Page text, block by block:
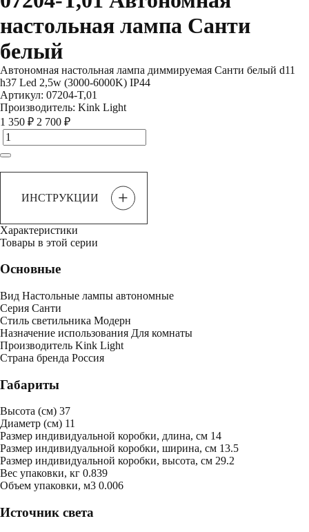
настольная лампа Санти
белый
Автономная настольная лампа диммируемая Санти белый d11
h37 Led 2,5w (3000-6000K) IP44
Артикул: 07204-T,01
Производитель: Kink Light
1 350 ₽ 2 700 ₽
ИНСТРУКЦИИ +
Характеристики
Товары в этой серии
Основные
Вид Настольные лампы автономные
Серия Санти
Стиль светильника Модерн
Назначение использования Для комнаты
Производитель Kink Light
Страна бренда Россия
Габариты
Высота (см) 37
Диаметр (см) 11
Размер индивидуальной коробки, длина, см 14
Размер индивидуальной коробки, ширина, см 13.5
Размер индивидуальной коробки, высота, см 29.2
Bес упаковки, кг 0.839
Oбъем упаковки, м3 0.006
Источник света